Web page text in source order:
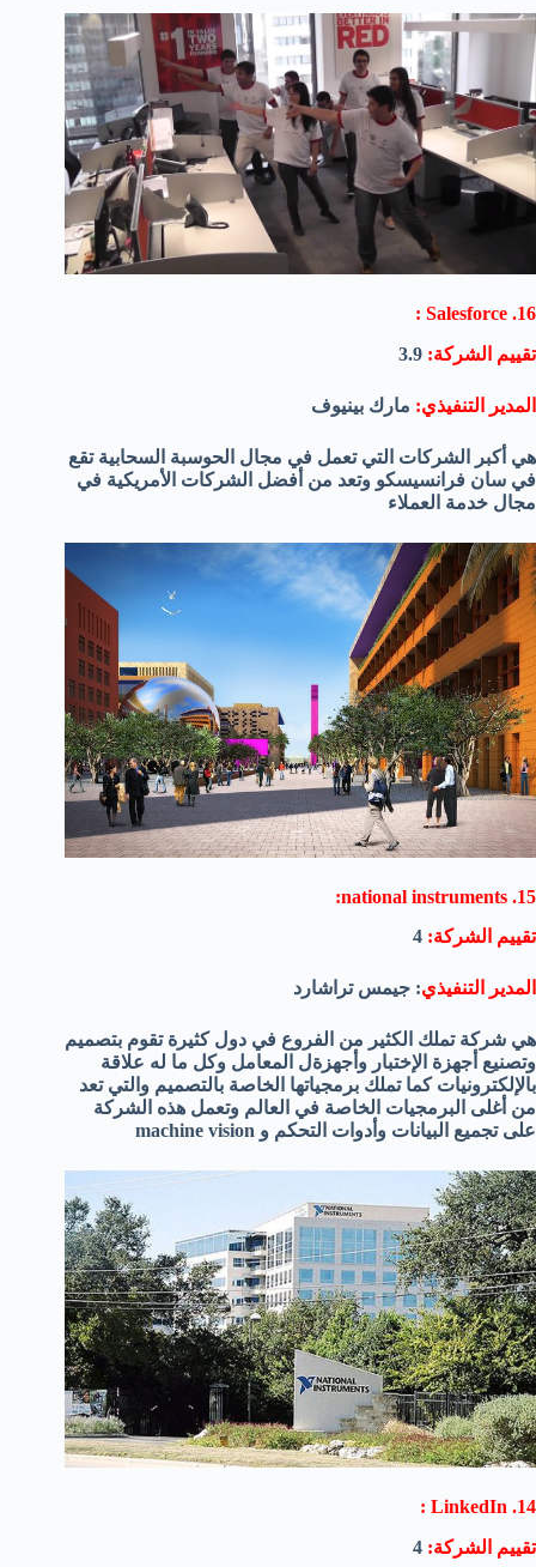
16. Salesforce :
تقييم الشركة:
المدير التنفيذي: مارك بينيوف
هي أكبر الشركات التي تعمل في مجال الحوسبة السحابية تقع
في سان فرانسيسكو وتعد من أفضل الشركات الأمريكية في
مجال خدمة العملاء
15. national instruments:
تقييم الشركة:
المدير التنفيذي: جيمس تراشارد
هي شركة تملك الكثير من الفروع في دول كثيرة تقوم بتصميم
وتصنيع أجهزة الإختبار وأجهزةل المعامل وكل ما له علاقة
بالإلكترونيات كما تملك برمجياتها الخاصة بالتصميم والتي تعد
من أغلى البرمجيات الخاصة في العالم وتعمل هذه الشركة
على تجميع البيانات وأدوات التحكم و machine vision
14. LinkedIn :
تقييم الشركة: